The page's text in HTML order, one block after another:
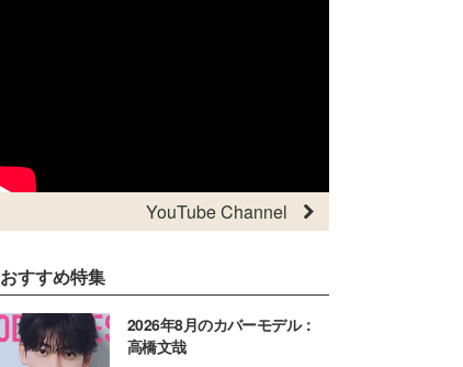
YouTube Channel
おすすめ特集
2026年8月のカバーモデル：
高橋文哉